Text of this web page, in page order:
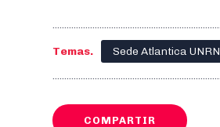
Temas. Sede Atlantica UNRN
COMPARTIR